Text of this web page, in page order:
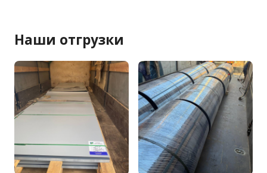
Наши отгрузки